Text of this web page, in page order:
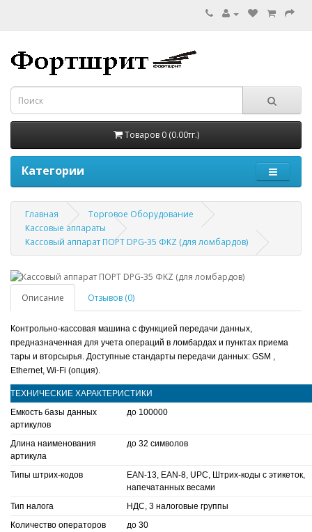
Товаров 0 (0.00тг.)
Категории
Главная
Торговое Оборудование
Кассовые аппараты
Кассовый аппарат ПОРТ DPG-35 ФKZ (для ломбардов)
Описание Отзывов (0)
Контрольно-кассовая машина с функцией передачи данных,
предназначенная для учета операций в ломбардах и пунктах приема
тары и вторсырья. Доступные стандарты передачи данных: GSM ,
Ethernet, Wi-Fi (опция).
ТЕХНИЧЕСКИЕ ХАРАКТЕРИСТИКИ
Емкость базы данных
артикулов
до 100000
Длина наименования
артикула
до 32 символов
Типы штрих-кодов
EAN-13, EAN-8, UPC, Штрих-коды с этикеток,
напечатанных весами
Тип налога
НДС, 3 налоговые группы
Количество операторов
до 30